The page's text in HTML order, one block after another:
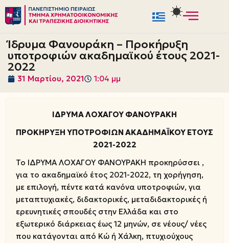
Μεταπηδήστε
στο
περιεχόμενο
Ίδρυμα Φανουράκη – Προκήρυξη
υποτροφιών ακαδημαϊκού έτους 2021-
2022
31 Μαρτίου, 2021 1:04 μμ
ΙΔΡΥΜΑ ΛΟΧΑΓΟΥ ΦΑΝΟΥΡΑΚΗ
ΠΡΟΚΗΡΥΞΗ ΥΠΟΤΡΟΦΙΩΝ ΑΚΑΔΗΜΑΪΚΟΥ ΕΤΟΥΣ
2021-2022
Το ΙΔΡΥΜΑ ΛΟΧΑΓΟΥ ΦΑΝΟΥΡΑΚΗ προκηρύσσει ,
για το ακαδημαϊκό έτος 2021-2022, τη χορήγηση,
με επιλογή, πέντε κατά κανόνα υποτροφιών, για
μεταπτυχιακές, διδακτορικές, μεταδιδακτορικές ή
ερευνητικές σπουδές στην Ελλάδα και στο
εξωτερικό διάρκειας έως 12 μηνών, σε νέους/ νέες
που κατάγονται από Κώ ή Χάλκη, πτυχιούχους